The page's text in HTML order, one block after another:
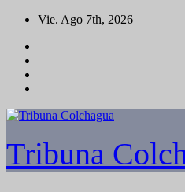
Saltar
contenido
Vie. Ago 7th, 2026
Tribuna